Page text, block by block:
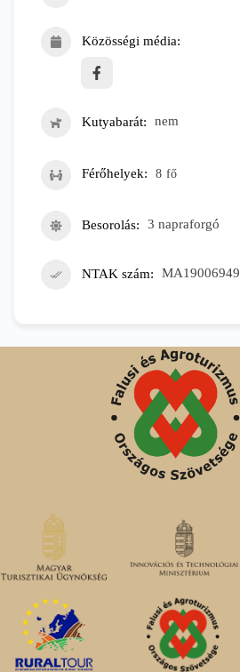
Közösségi média
Kutyabarát nem
Férőhelyek 8 fő
Besorolás 3 napraforgó
NTAK szám MA19006949